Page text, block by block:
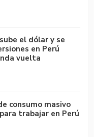
el dólar y se
en Perú
vuelta
consumo masivo
trabajar en Perú